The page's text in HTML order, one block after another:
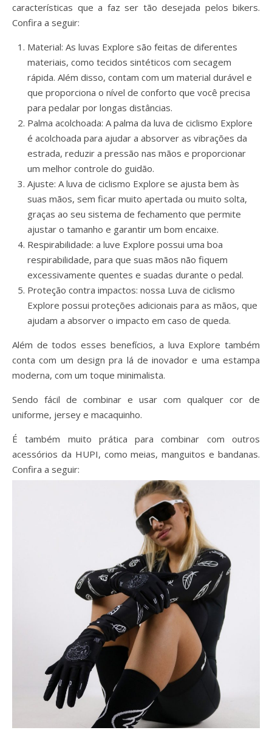
características que a faz ser tão desejada pelos bikers.
Confira a seguir:
Material: As luvas Explore são feitas de diferentes
materiais, como tecidos sintéticos com secagem
rápida. Além disso, contam com um material durável e
que proporciona o nível de conforto que você precisa
para pedalar por longas distâncias.
Palma acolchoada: A palma da luva de ciclismo Explore
é acolchoada para ajudar a absorver as vibrações da
estrada, reduzir a pressão nas mãos e proporcionar
um melhor controle do guidão.
Ajuste: A luva de ciclismo Explore se ajusta bem às
suas mãos, sem ficar muito apertada ou muito solta,
graças ao seu sistema de fechamento que permite
ajustar o tamanho e garantir um bom encaixe.
Respirabilidade: a luve Explore possui uma boa
respirabilidade, para que suas mãos não fiquem
excessivamente quentes e suadas durante o pedal.
Proteção contra impactos: nossa Luva de ciclismo
Explore possui proteções adicionais para as mãos, que
ajudam a absorver o impacto em caso de queda.
Além de todos esses benefícios, a luva Explore também
conta com um design pra lá de inovador e uma estampa
moderna, com um toque minimalista.
Sendo fácil de combinar e usar com qualquer cor de
uniforme, jersey e macaquinho.
É também muito prática para combinar com outros
acessórios da HUPI, como meias, manguitos e bandanas.
Confira a seguir: